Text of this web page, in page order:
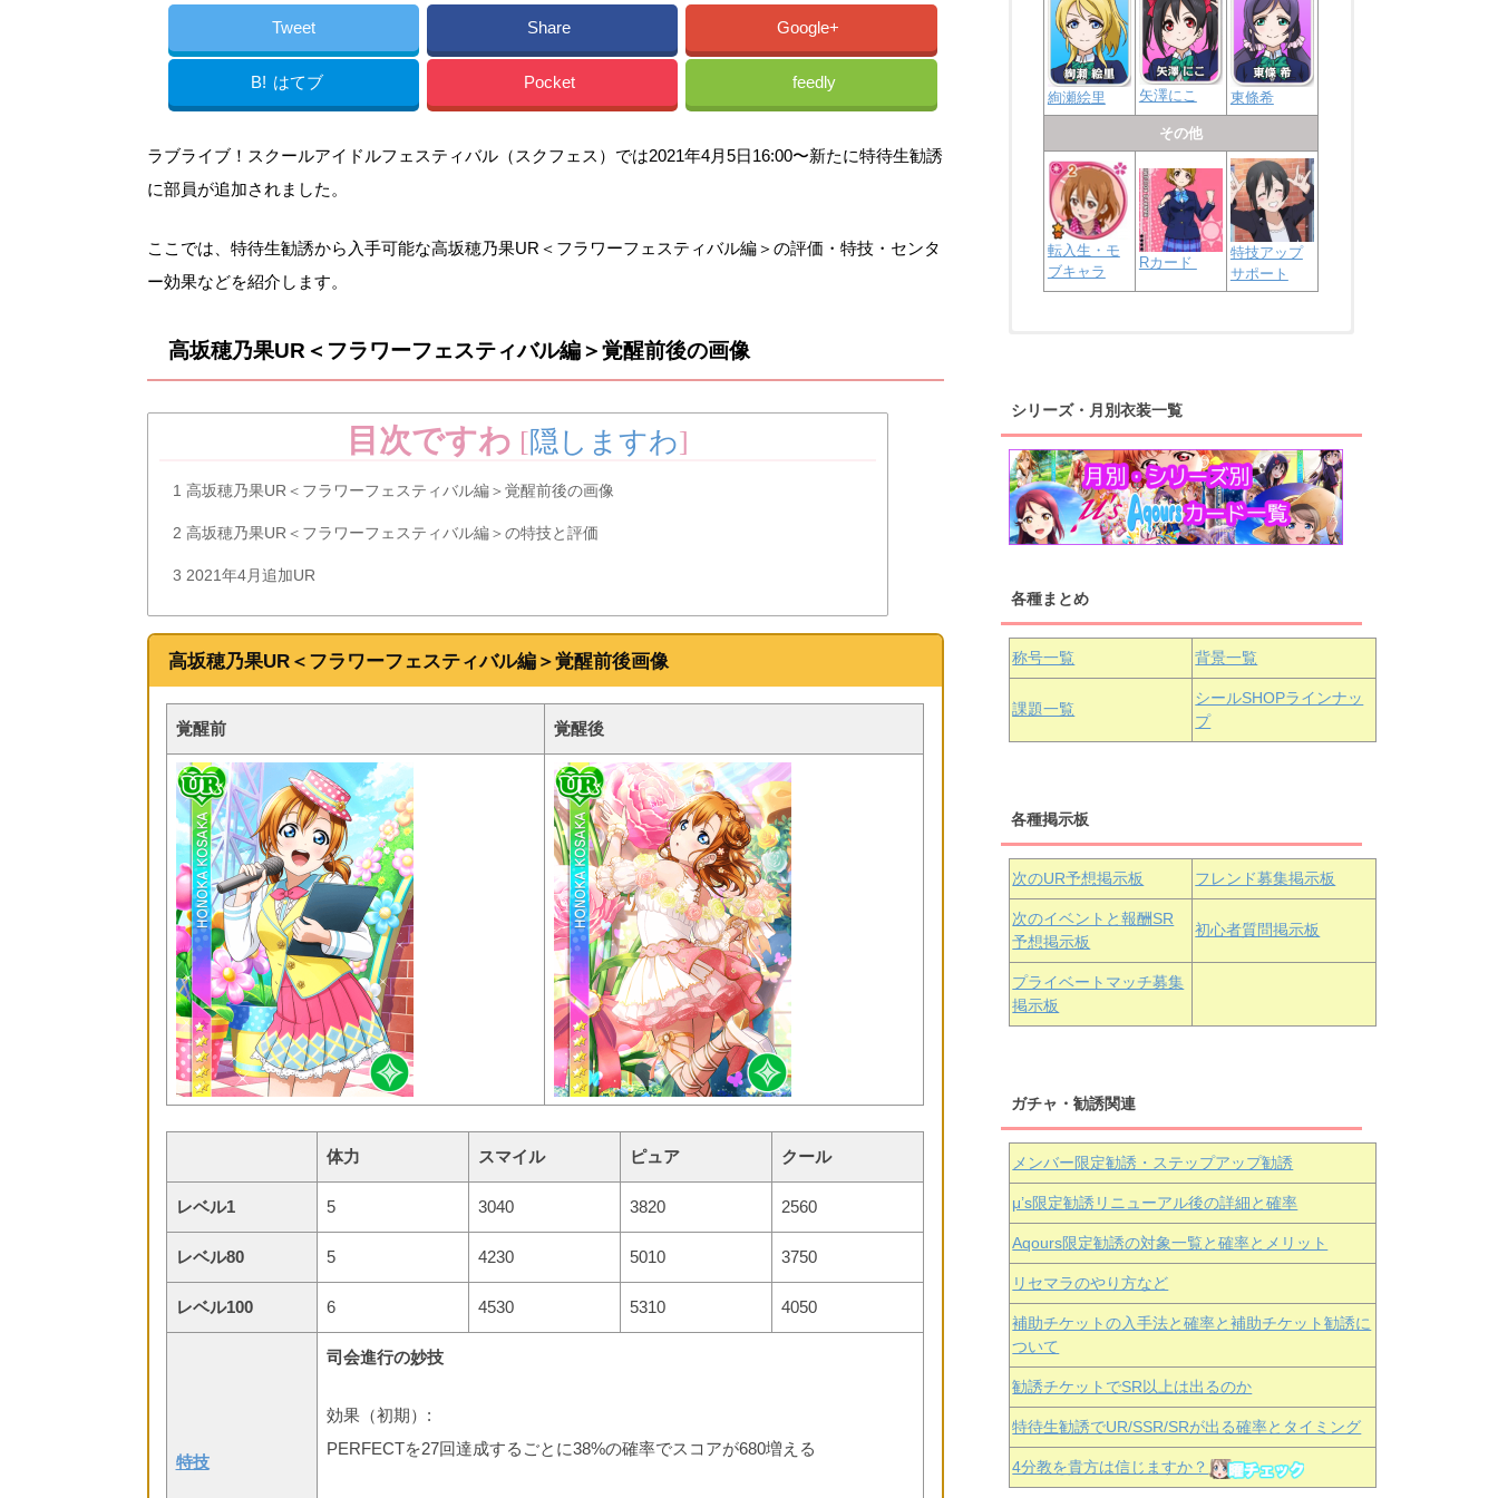
Tweet Share Google+
B! はてブ Pocket feedly
ラブライブ！スクールアイドルフェスティバル（スクフェス）では2021年4月5日16:00〜新たに特待生勧誘
に部員が追加されました。
ここでは、特待生勧誘から入手可能な高坂穂乃果UR＜フラワーフェスティバル編＞の評価・特技・センタ
ー効果などを紹介します。
高坂穂乃果UR＜フラワーフェスティバル編＞覚醒前後の画像
目次ですわ [隠しますわ]
1 高坂穂乃果UR＜フラワーフェスティバル編＞覚醒前後の画像
2 高坂穂乃果UR＜フラワーフェスティバル編＞の特技と評価
3 2021年4月追加UR
高坂穂乃果UR＜フラワーフェスティバル編＞覚醒前後画像
覚醒前 覚醒後
体力 スマイル ピュア クール
レベル1 5 3040 3820 2560
レベル80 5 4230 5010 3750
レベル100 6 4530 5310 4050
特技
司会進行の妙技
効果（初期）:
PERFECTを27回達成するごとに38%の確率でスコアが680増える
絢瀬絵里 矢澤にこ 東條希
その他
転入生・モ
ブキャラ
Rカード
特技アップ
サポート
桜内梨子 高海千歌 渡辺曜
浦の星女学院1年生
津島善子 黒澤ルビィ 国木田花丸
浦の星女学院3年生
黒澤ダイヤ
上原歩夢 宮下愛 優木せつ菜
虹ヶ咲学園1年生
中須かすみ 天王寺璃奈 桜坂しずく
近江彼方
エマ・ヴェ
シリーズ・月別衣装一覧
各種まとめ
称号一覧 背景一覧
課題一覧
シールSHOPラインナッ
プ
各種掲示板
次のUR予想掲示板 フレンド募集掲示板
次のイベントと報酬SR
予想掲示板
初心者質問掲示板
プライベートマッチ募集
掲示板
ガチャ・勧誘関連
メンバー限定勧誘・ステップアップ勧誘
μ’s限定勧誘リニューアル後の詳細と確率
Aqours限定勧誘の対象一覧と確率とメリット
リセマラのやり方など
補助チケットの入手法と確率と補助チケット勧誘に
ついて
勧誘チケットでSR以上は出るのか
特待生勧誘でUR/SSR/SRが出る確率とタイミング
4分教を貴方は信じますか？